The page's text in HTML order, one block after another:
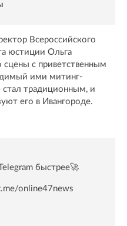
Всероссийского
юстиции Ольга
сцены с приветственным
ими митинг-
стал традиционным, и
его в Ивангороде.
быстрее🚀
online47news